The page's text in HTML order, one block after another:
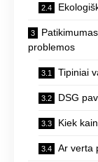
problemos
Tipiniai
DSG
Kiek
Ar verta